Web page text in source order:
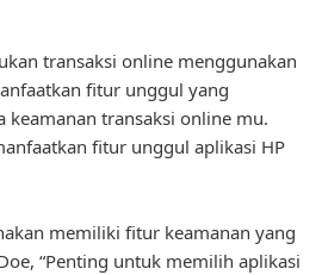
transaksi online menggunakan
fitur unggul yang
keamanan transaksi online mu.
fitur unggul aplikasi HP
memiliki fitur keamanan yang
“Penting untuk memilih aplikasi